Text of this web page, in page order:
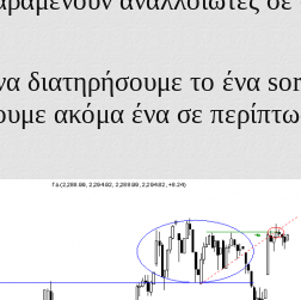
διατηρήσουμε το ένα
ακόμα ένα σε